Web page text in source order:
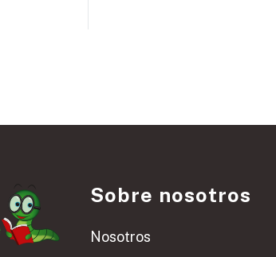
Sobre nosotros
Nosotros